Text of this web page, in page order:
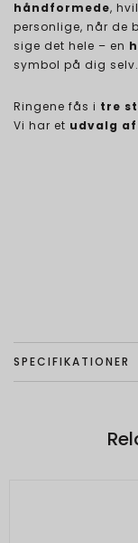
håndformede,
personlige, når de
sige det hele – en
symbol på dig selv.
Ringene fås i tre
Vi har et udvalg
SPECIFIKATIONER